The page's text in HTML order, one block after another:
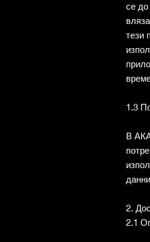
се
тези
1.3
В
2.
2.1